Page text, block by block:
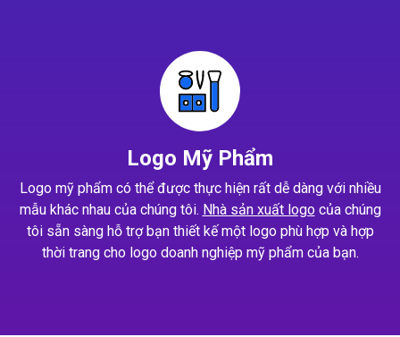
Logo Mỹ Phẩm
Logo mỹ phẩm có thể được thực hiện rất dễ dàng với nhiều
mẫu khác nhau của chúng tôi. Nhà sản xuất logocủa chúng
tôi sẵn sàng hỗ trợ bạn thiết kế một logo phù hợp và hợp
thời trang cho logo doanh nghiệp mỹ phẩm của bạn.